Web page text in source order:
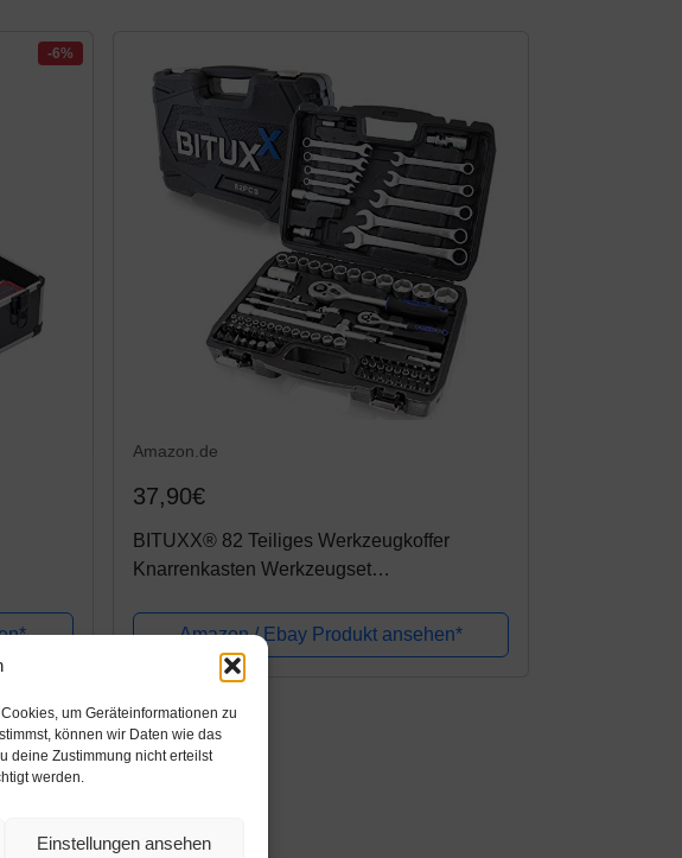
um Geräteinformationen zu
können wir Daten wie das
deine Zustimmung nicht erteilst
werden.
Einstellungen ansehen
-6%
/...
Amazon.de
37,90€
BITUXX® 82 Teiliges Werkzeugkoffer
Knarrenkasten Werkzeugset
Maulschlüssel Bit Stecknuss Kardangelenk
Schraubenschlüssel...
Amazon / Ebay Produkt ansehen*